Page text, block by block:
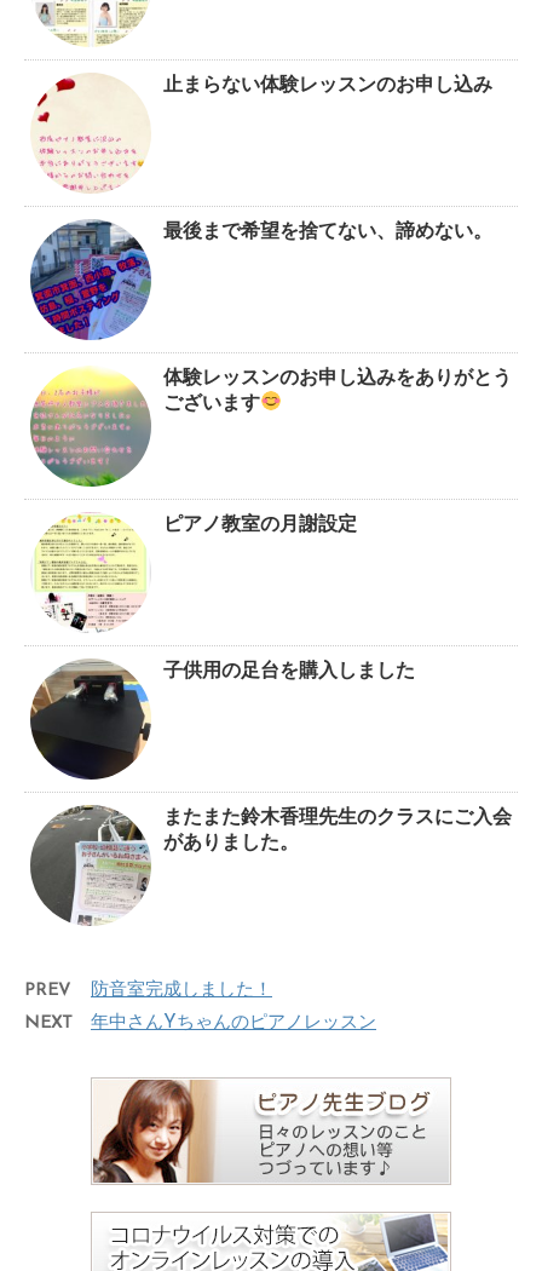
止まらない体験レッスンのお申し込み
最後まで希望を捨てない、諦めない。
体験レッスンのお申し込みをありがとう
ございます
ピアノ教室の月謝設定
子供用の足台を購入しました
またまた鈴木香理先生のクラスにご入会
がありました。
PREV
防音室完成しました！
NEXT
年中さんYちゃんのピアノレッスン